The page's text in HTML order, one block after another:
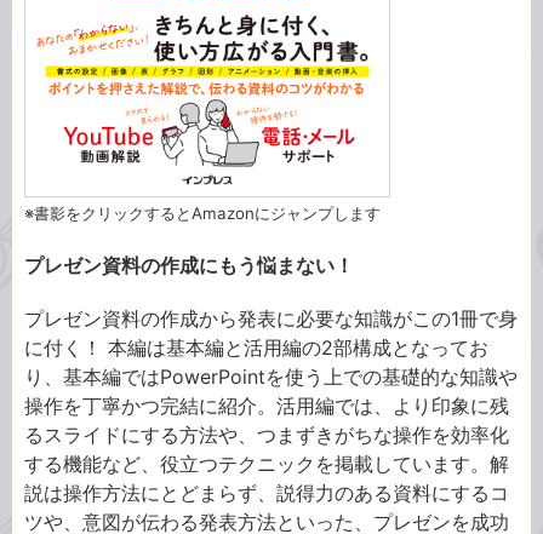
※書影をクリックするとAmazonにジャンプします
プレゼン資料の作成にもう悩まない！
プレゼン資料の作成から発表に必要な知識がこの1冊で身
に付く！ 本編は基本編と活用編の2部構成となってお
り、基本編ではPowerPointを使う上での基礎的な知識や
操作を丁寧かつ完結に紹介。活用編では、より印象に残
るスライドにする方法や、つまずきがちな操作を効率化
する機能など、役立つテクニックを掲載しています。解
説は操作方法にとどまらず、説得力のある資料にするコ
ツや、意図が伝わる発表方法といった、プレゼンを成功